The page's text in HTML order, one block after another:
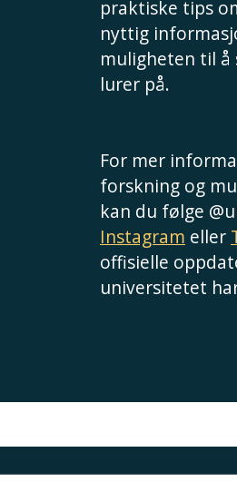
praktiske tips
nyttig
muligheten til å
lurer på.
For mer
forskning og
kan du følge
Instagram eller
offisielle
universitetet